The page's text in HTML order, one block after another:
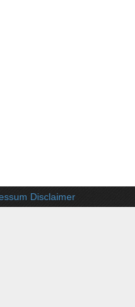
Disclaimer